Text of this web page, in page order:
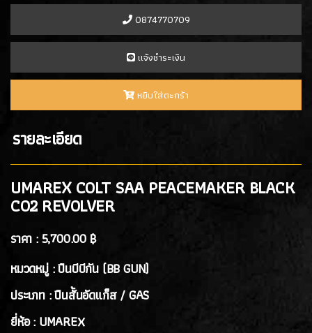
- ARTEMIS(0)
- ICS Hand Gun(1)
- ARROW ARMS(1)
- G&G(4)
- ARES (3)
- HK3(2)
ปืนสั้นอัดลมสปริง SPRING GUN
ปืนยาว RIFLE GUN
ปืนยาวอัดแก๊ส GAS RIFLES(128)
ปืนยาวไฟฟ้า AEG RIFLES
0874770709
เเจ้งชำระเงิน
หยิบใส่ตะกร้า
รายละเอียด
UMAREX COLT SAA PEACEMAKER BLACK
CO2 REVOLVER
ราคา :5,700.00 ฿
หมวดหมู่ : ปืนบีบีกัน (BB GUN)
ประเภท : ปืนสั้นอัดแก็ส / GAS
ยี่ห้อ : UMAREX